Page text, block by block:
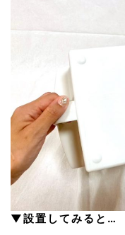
▼設置してみると…